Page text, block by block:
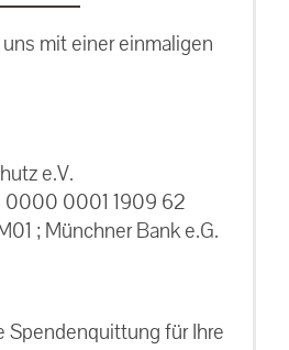
mit einer einmaligen
e.V.
0000 0001 1909 62
; Münchner Bank e.G.
Spendenquittung für Ihre